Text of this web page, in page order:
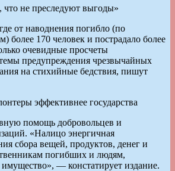
что не преследуют выгоды»
от наводнения погибло (по
более 170 человек и пострадало более
очевидные просчеты
предупреждения чрезвычайных
на стихийные бедствия, пишут
помощь добровольцев и
«Налицо энергичная
сбора вещей, продуктов, денег и
погибших и людям,
— констатирует издание.